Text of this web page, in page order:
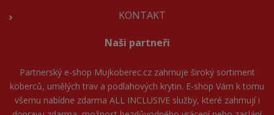
KONTAKT
Naši partneři
Partnerský e-shop Mujkoberec.czzahrnuje široký sortiment
koberců, umělých trav a podlahových krytin. E-shop Vám k tomu
všemu nabídne zdarma ALL INCLUSIVE služby, které zahrnují i